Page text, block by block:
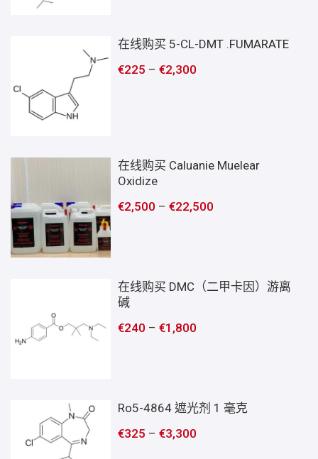
在线购买 5-CL-DMT .FUMARATE
€225 –€2,300
在线购买 Caluanie Muelear
Oxidize
€2,500 –€22,500
在线购买 DMC（二甲卡因）游离
碱
€240 –€1,800
Ro5-4864 遮光剂 1 毫克
€325 –€3,300